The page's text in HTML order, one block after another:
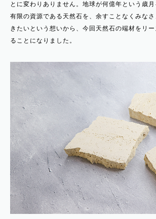
とに変わりありません。地球が何億年という歳
有限の資源である天然石を、余すことなくみな
きたいという想いから、今回天然石の端材をリ
ることになりました。